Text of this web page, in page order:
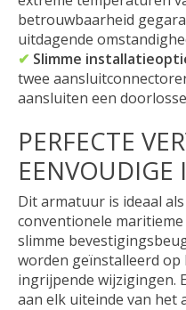
betrouwbaarheid
uitdagende
✔ Slimme
twee
aansluiten een
PERFECTE
EENVOUDIGE
Dit armatuur is ideaal
conventionele
slimme
worden geïnstalleerd
ingrijpende wijzigingen.
aan elk uiteinde van